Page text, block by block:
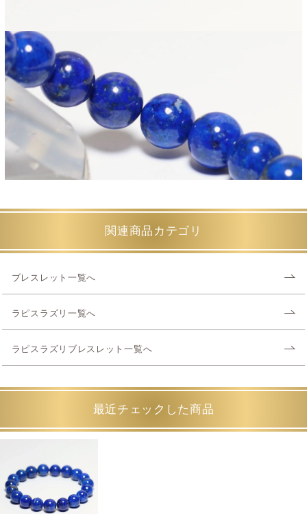
関連商品カテゴリ
ブレスレット一覧へ
ラピスラズリ一覧へ
ラピスラズリブレスレット一覧へ
最近チェックした商品